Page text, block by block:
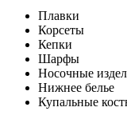
Плавки
Корсеты
Кепки
Шарфы
Носочные
Нижнее белье
Купальные